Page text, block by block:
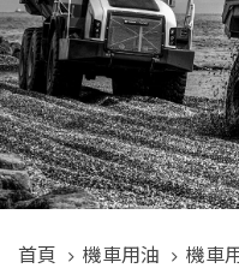
首頁 機車用油
機車